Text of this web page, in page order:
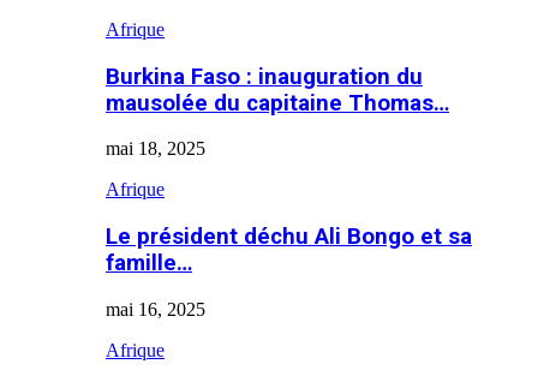
Afrique
Burkina Faso : inauguration du
mausolée du capitaine Thomas…
mai 18, 2025
Afrique
Le président déchu Ali Bongo et sa
famille…
mai 16, 2025
Afrique